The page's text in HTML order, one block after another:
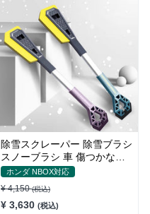
除雪スクレーパー 除雪ブラシ
スノーブラシ 車 傷つかない
2in1多機能 車雪かき雪対策
携帯便利
ホンダ NBOX対応
¥ 4,150 (税込)
¥ 3,630 (税込)